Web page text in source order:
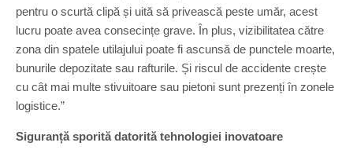
pentru o scurtă clipă și uită să privească peste umăr, acest
lucru poate avea consecințe grave. În plus, vizibilitatea către
zona din spatele utilajului poate fi ascunsă de punctele moarte,
bunurile depozitate sau rafturile. Și riscul de accidente crește
cu cât mai multe stivuitoare sau pietoni sunt prezenți în zonele
logistice.”
Siguranță sporită datorită tehnologiei inovatoare